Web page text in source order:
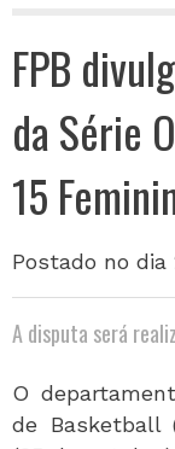
FPB
da Série
15
Postado no dia
A disputa será
O
de Basketball